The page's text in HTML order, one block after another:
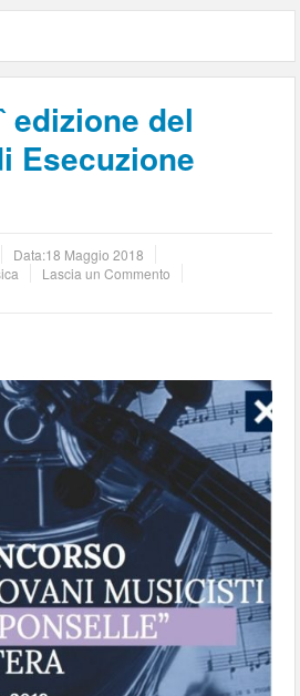
edizione del
Esecuzione
Data:18 Maggio 2018
Lascia un Commento